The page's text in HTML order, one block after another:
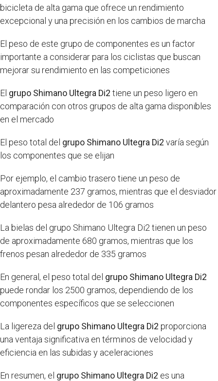
bicicleta de alta gama que ofrece un rendimiento
excepcional y una precisión en los cambios de marcha
El peso de este grupo de componentes es un factor
importante a considerar para los ciclistas que buscan
mejorar su rendimiento en las competiciones
El grupo Shimano Ultegra Di2 tiene un peso ligero en
comparación con otros grupos de alta gama disponibles
en el mercado
El peso total del grupo Shimano Ultegra Di2 varía según
los componentes que se elijan
Por ejemplo, el cambio trasero tiene un peso de
aproximadamente 237 gramos, mientras que el desviador
delantero pesa alrededor de 106 gramos
La bielas del grupo Shimano Ultegra Di2 tienen un peso
de aproximadamente 680 gramos, mientras que los
frenos pesan alrededor de 335 gramos
En general, el peso total del grupo Shimano Ultegra Di2
puede rondar los 2500 gramos, dependiendo de los
componentes específicos que se seleccionen
La ligereza del grupo Shimano Ultegra Di2 proporciona
una ventaja significativa en términos de velocidad y
eficiencia en las subidas y aceleraciones
En resumen, el grupo Shimano Ultegra Di2 es una